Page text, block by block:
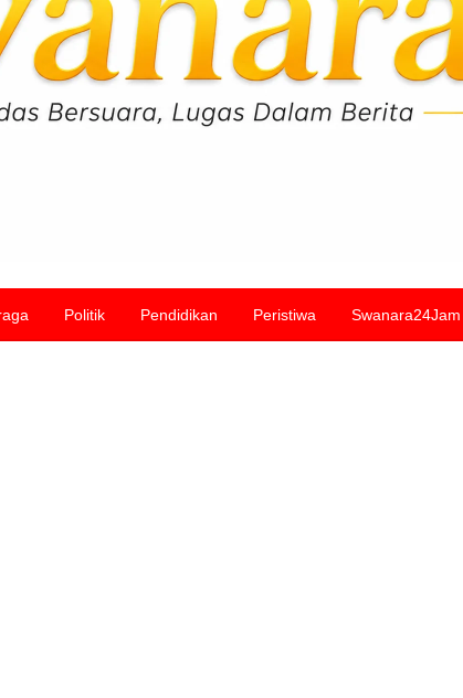
Politik Pendidikan Peristiwa Swanara24Jam